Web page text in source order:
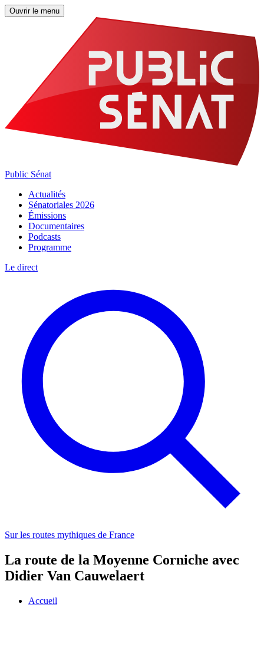
Ouvrir le menu
Public Sénat
Actualités
Sénatoriales 2026
Émissions
Documentaires
Podcasts
Programme
Le direct
Sur les routes mythiques de France
La route de la Moyenne Corniche avec
Didier Van Cauwelaert
Accueil